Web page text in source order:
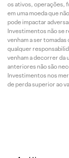
os ativos, operações,
em uma moeda que
pode impactar
Investimentos não se
venham a ser tomadas
qualquer
venham a decorrer da
anteriores não são
Investimentos nos
de perda superior ao